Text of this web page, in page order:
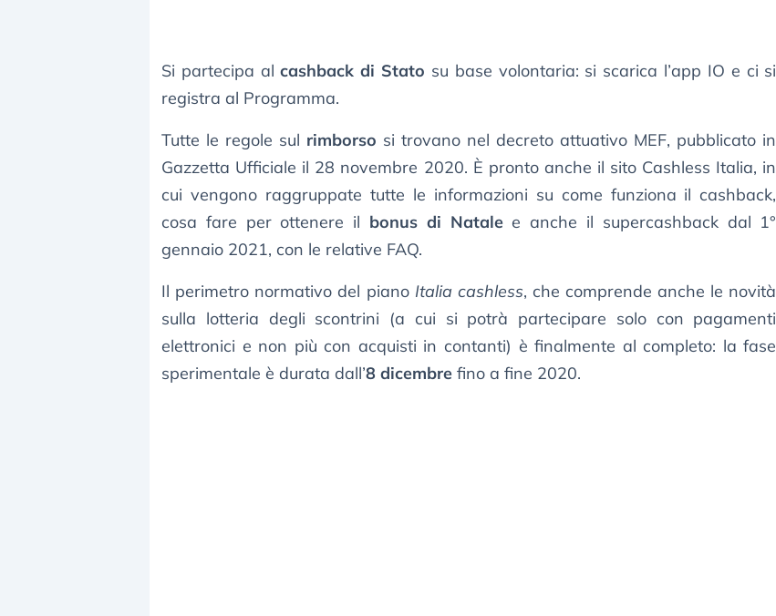
Si partecipa alcashback di Stato su base volontaria: si scarica l’app IO e ci si
registra al Programma.
Tutte le regole sul rimborso si trovano nel decreto attuativo MEF, pubblicato in
Gazzetta Ufficiale il 28 novembre 2020. È pronto anche il sito Cashless Italia, in
cui vengono raggruppate tutte le informazioni su come funziona il cashback,
cosa fare per ottenere il bonus di Natalee anche il supercashback dal 1°
gennaio 2021, con le relative FAQ.
Il perimetro normativo del piano Italia cashless, che comprende anche le novità
sulla lotteria degli scontrini (a cui si potrà partecipare solo con pagamenti
elettronici e non più con acquisti in contanti) è finalmente al completo: la fase
sperimentale è durata dall’8 dicembre fino a fine 2020.